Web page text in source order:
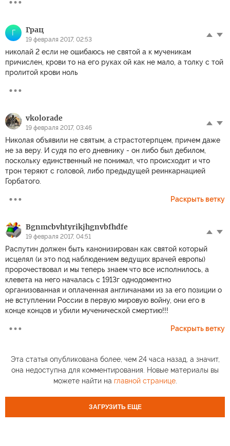
Г Грац
19 февраля 2017, 02:53
николай 2 если не ошибаюсь не святой а к мученикам
причислен, крови то на его руках ой как не мало, а толку с той
пролитой крови ноль
vkolorade
19 февраля 2017, 03:46
Николая объявили не святым, а страстотерпцем, причем даже
не за веру. И судя по его дневнику - он либо был дебилом,
поскольку единственный не понимал, что происходит и что
трон теряют с головой, либо предыдущей реинкарнацией
Горбатого.
Раскрыть ветку
Bgnmcbvhtyrikjhgnvbfhdfe
19 февраля 2017, 04:51
Распутин должен быть канонизирован как святой который
исцелял (и это под наблюдением ведущих врачей европы)
пророчествовал и мы теперь знаем что все исполнилось, а
клевета на него началась с 1913г однодоментно
организованная и оплаченная англичанами из за его позиции о
не вступлении России в первую мировую войну, они его в
конце концов и убили мученической смертию!!!
Раскрыть ветку
Эта статья опубликована более, чем 24 часа назад, а значит,
она недоступна для комментирования. Новые материалы вы
можете найти на главной странице.
ЗАГРУЗИТЬ ЕЩЕ